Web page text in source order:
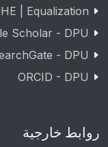
| Equalization
Scholar - DPU
- DPU
ORCID - DPU
روابط خارجية